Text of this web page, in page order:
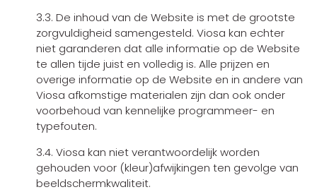
3.3. De inhoud van de Website is met de grootste
zorgvuldigheid samengesteld. Viosa kan echter
niet garanderen dat alle informatie op de Website
te allen tijde juist en volledig is. Alle prijzen en
overige informatie op de Website en in andere van
Viosa afkomstige materialen zijn dan ook onder
voorbehoud van kennelijke programmeer- en
typefouten.
3.4. Viosa kan niet verantwoordelijk worden
gehouden voor (kleur)afwijkingen ten gevolge van
beeldschermkwaliteit.